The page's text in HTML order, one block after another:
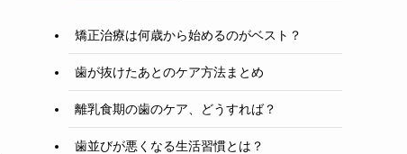
矯正治療は何歳から始めるのがベスト？
歯が抜けたあとのケア方法まとめ
離乳食期の歯のケア、どうすれば？
歯並びが悪くなる生活習慣とは？